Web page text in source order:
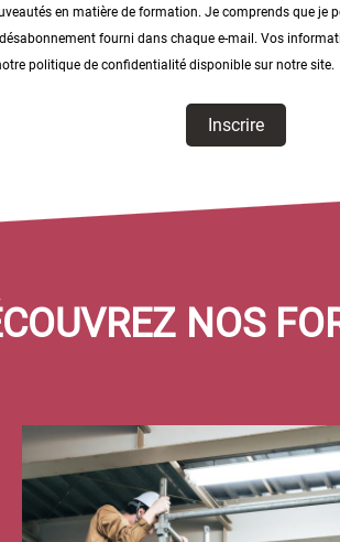
en matière de formation. Je comprends que je
fourni dans chaque e-mail. Vos
politique de confidentialité disponible sur notre site.
09/
NOS